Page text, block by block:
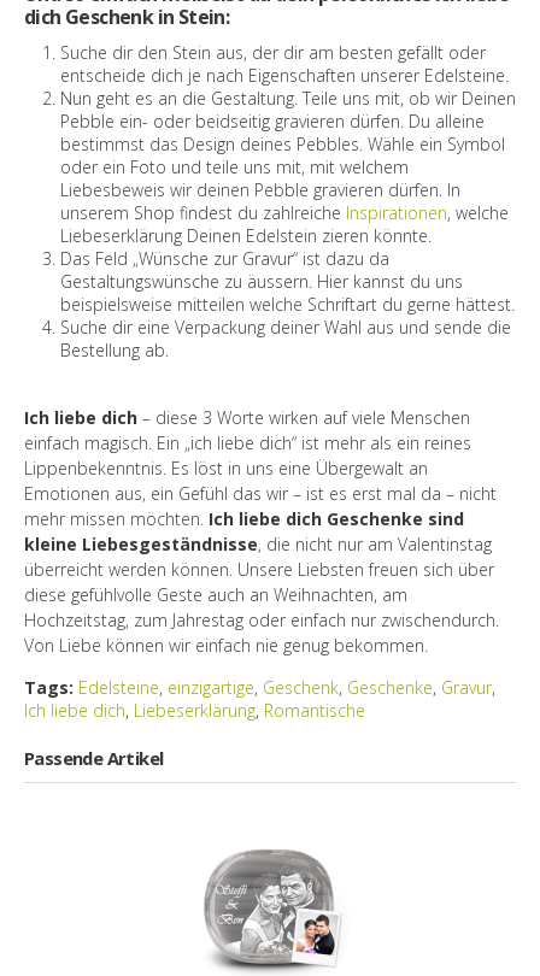
dich Geschenk in Stein:
Suche dir den Stein aus, der dir am besten gefällt oder
entscheide dich je nach Eigenschaften unserer Edelsteine.
Nun geht es an die Gestaltung. Teile uns mit, ob wir Deinen
Pebble ein- oder beidseitig gravieren dürfen. Du alleine
bestimmst das Design deines Pebbles. Wähle ein Symbol
oder ein Foto und teile uns mit, mit welchem
Liebesbeweis wir deinen Pebble gravieren dürfen. In
unserem Shop findest du zahlreiche Inspirationen, welche
Liebeserklärung Deinen Edelstein zieren könnte.
Das Feld „Wünsche zur Gravur“ ist dazu da
Gestaltungswünsche zu äussern. Hier kannst du uns
beispielsweise mitteilen welche Schriftart du gerne hättest.
Suche dir eine Verpackung deiner Wahl aus und sende die
Bestellung ab.
Ich liebe dich – diese 3 Worte wirken auf viele Menschen
einfach magisch. Ein „ich liebe dich“ ist mehr als ein reines
Lippenbekenntnis. Es löst in uns eine Übergewalt an
Emotionen aus, ein Gefühl das wir – ist es erst mal da – nicht
mehr missen möchten. Ich liebe dich Geschenke sind
kleine Liebesgeständnisse, die nicht nur am Valentinstag
überreicht werden können. Unsere Liebsten freuen sich über
diese gefühlvolle Geste auch an Weihnachten, am
Hochzeitstag, zum Jahrestag oder einfach nur zwischendurch.
Von Liebe können wir einfach nie genug bekommen.
Tags: Edelsteine, einzigartige, Geschenk, Geschenke, Gravur,
Ich liebe dich, Liebeserklärung, Romantische
Passende Artikel